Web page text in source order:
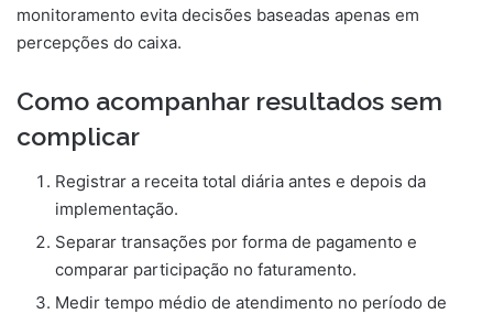
monitoramento evita decisões baseadas apenas em
percepções do caixa.
Como acompanhar resultados sem
complicar
Registrar a receita total diária antes e depois da
implementação.
Separar transações por forma de pagamento e
comparar participação no faturamento.
Medir tempo médio de atendimento no período de